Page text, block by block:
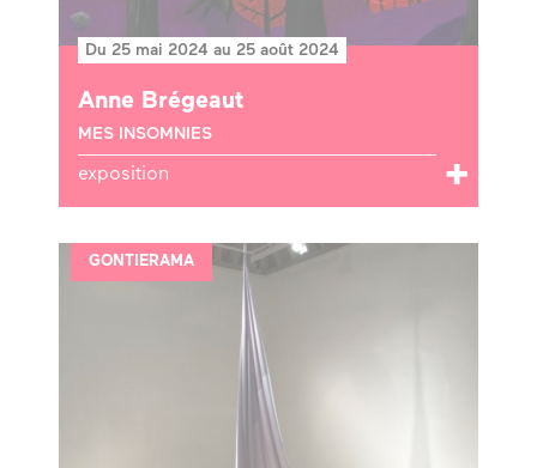
Du 25 mai 2024 au 25 août 2024
Anne Brégeaut
MES INSOMNIES
exposition
GONTIERAMA